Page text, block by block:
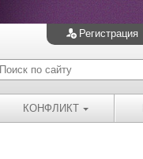
Регистрация
КОНФЛИКТ